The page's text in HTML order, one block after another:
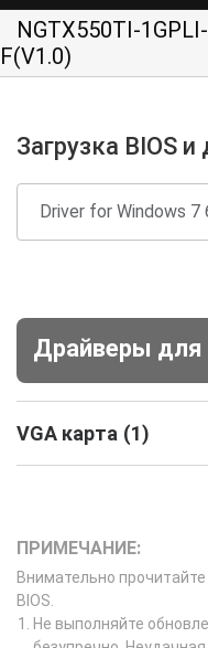
NGTX550TI-1GPLI-
F(V1.0)
Загрузка BIOS
Драйверы для
VGA карта (1)
ПРИМЕЧАНИЕ:
Внимательно
BIOS.
Не выполняйте